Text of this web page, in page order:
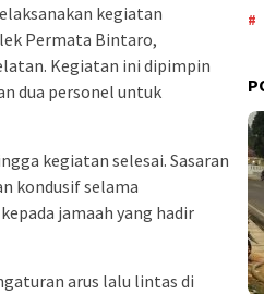
kegiatan
Permata Bintaro,
Kegiatan ini dipimpin
dua personel untuk
kegiatan selesai. Sasaran
kondusif selama
jamaah yang hadir
arus lalu lintas di